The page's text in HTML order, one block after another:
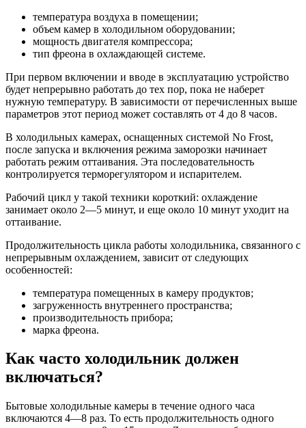
температура воздуха в помещении;
объем камер в холодильном оборудовании;
мощность двигателя компрессора;
тип фреона в охлаждающей системе.
При первом включении и вводе в эксплуатацию устройство
будет непрерывно работать до тех пор, пока не наберет
нужную температуру. В зависимости от перечисленных выше
параметров этот период может составлять от 4 до 8 часов.
В холодильных камерах, оснащенных системой No Frost,
после запуска и включения режима заморозки начинает
работать режим оттаивания. Эта последовательность
контролируется терморегулятором и испарителем.
Рабочий цикл у такой техники короткий: охлаждение
занимает около 2―5 минут, и еще около 10 минут уходит на
оттаивание.
Продолжительность цикла работы холодильника, связанного с
непрерывным охлаждением, зависит от следующих
особенностей:
температура помещенных в камеру продуктов;
загруженность внутреннего пространства;
производительность прибора;
марка фреона.
Как часто холодильник должен
включаться?
Бытовые холодильные камеры в течение одного часа
включаются 4―8 раз. То есть продолжительность одного